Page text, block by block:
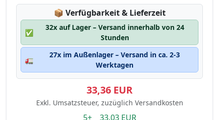
📦 Lagerstatus:
Verfügbarkeit & Lieferzeit
✅
32x auf Lager – Versand innerhalb von 24
Stunden
🚛
27x im Außenlager – Versand in ca. 2-3
Werktagen
33,36 EUR
Exkl. Umsatzsteuer, zuzüglich Versandkosten
5+ 33.03 EUR